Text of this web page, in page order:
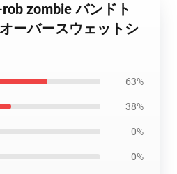
zombie バンドト
ーバースウェットシ
63%
38%
0%
0%